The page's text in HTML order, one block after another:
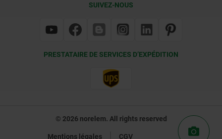
SUIVEZ-NOUS
PRESTATAIRE DE SERVICES D’EXPÉDITION
© 2026 norelem. All rights reserved
Mentions légales CGV